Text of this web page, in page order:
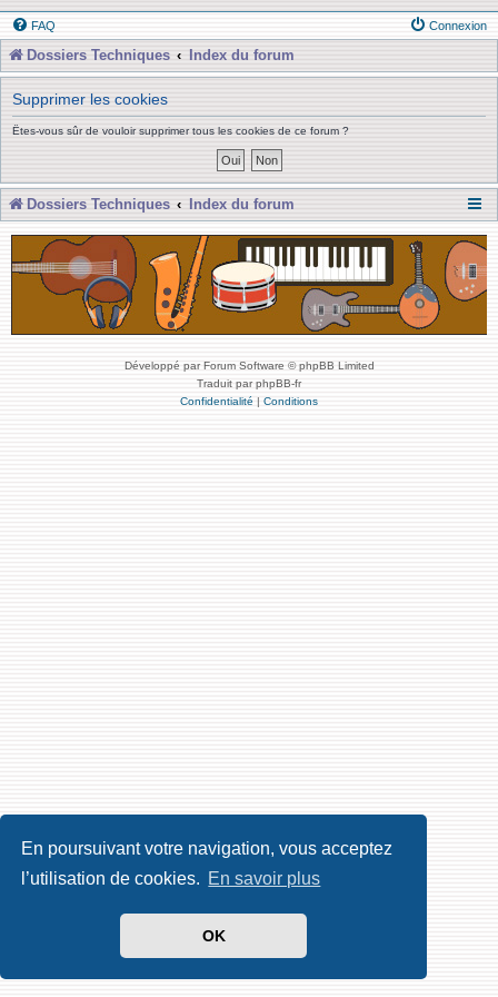
En poursuivant votre navigation, vous acceptez
l’utilisation de cookies. En savoir plus
OK
FAQ Connexion
Dossiers Techniques Index du forum
Supprimer les cookies
Êtes-vous sûr de vouloir supprimer tous les cookies de ce forum ?
Dossiers Techniques Index du forum
Développé par Forum Software © phpBB Limited
Traduit par phpBB-fr
Confidentialité | Conditions